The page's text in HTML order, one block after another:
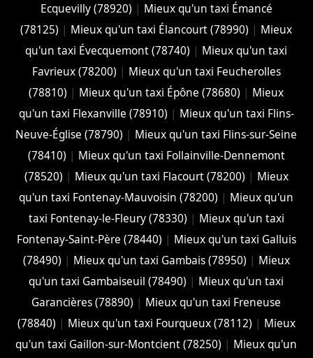
Ecquevilly (78920) | Mieux qu'un taxi Émancé
(78125) | Mieux qu'un taxi Élancourt (78990) | Mieux
qu'un taxi Évecquemont (78740) | Mieux qu'un taxi
Favrieux (78200) | Mieux qu'un taxi Feucherolles
(78810) | Mieux qu'un taxi Épône (78680) | Mieux
qu'un taxi Flexanville (78910) | Mieux qu'un taxi Flins-
Neuve-Église (78790) | Mieux qu'un taxi Flins-sur-Seine
(78410) | Mieux qu'un taxi Follainville-Dennemont
(78520) | Mieux qu'un taxi Flacourt (78200) | Mieux
qu'un taxi Fontenay-Mauvoisin (78200) | Mieux qu'un
taxi Fontenay-le-Fleury (78330) | Mieux qu'un taxi
Fontenay-Saint-Père (78440) | Mieux qu'un taxi Galluis
(78490) | Mieux qu'un taxi Gambais (78950) | Mieux
qu'un taxi Gambaiseuil (78490) | Mieux qu'un taxi
Garancières (78890) | Mieux qu'un taxi Freneuse
(78840) | Mieux qu'un taxi Fourqueux (78112) | Mieux
qu'un taxi Gaillon-sur-Montcient (78250) | Mieux qu'un